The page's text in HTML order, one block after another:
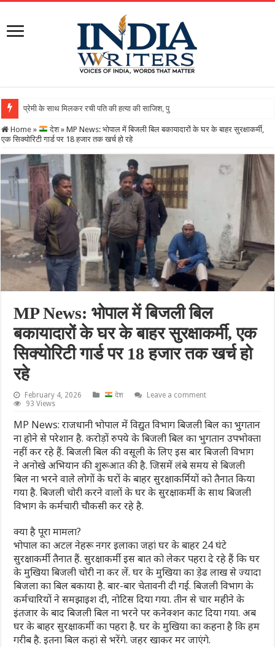
Home » देश » MP News: भोपाल में बिजली बिल बकायादारों के घर के बाहर सुरक्षाकर्मी,
एक सिक्योरिटी गार्ड पर 18 हजार तक खर्च हो रहे
MP News: भोपाल में बिजली बिल
बकायादारों के घर के बाहर सुरक्षाकर्मी, एक
सिक्योरिटी गार्ड पर 18 हजार तक खर्च हो
रहे
February 4, 2026 देश
Leave a comment
93 Views
MP News: राजधानी भोपाल में विद्युत विभाग बिजली बिल का भुगतान
ना होने से परेशान है. करोड़ों रुपये के बिजली बिल का भुगतान उपभोक्ता
नहीं कर रहे हैं. बिजली बिल की वसूली के लिए इस बार बिजली विभाग
ने अनोखे अभियान की शुरूआत की है. जिसमें लंबे समय से बिजली
बिल ना भरने वाले लोगों के घरों के बाहर सुरक्षाकर्मियों को तैनात किया
गया है. बिजली चोरी करने वालों के घर के सुरक्षाकर्मी के साथ बिजली
विभाग के कर्मचारी चौकसी कर रहे है.
क्या है पूरा मामला?
भोपाल का अटल नेहरू नगर इलाका जहां घर के बाहर 24 घंटे
सुरक्षाकर्मी तैनात हैं. सुरक्षाकर्मी इस बात को लेकर पहरा दे रहे हैं कि घर
के मुखिया बिजली चोरी ना कर लें. घर के मुखिया का ड़ेढ लाख से ज्यादा
बिजला का बिल बकाया है. बार-बार चेतावनी दी गई. बिजली विभाग के
कर्मचारियों ने समझाइश दी, नोटिस दिया गया. तीन से चार महीने के
इंतजार के बाद बिजली बिल ना भरने पर कनेक्शन काट दिया गया. अब
घर के बाहर सुरक्षाकर्मी का पहरा है. घर के मुखिया का कहना है कि हम
गरीब है. इतना बिल कहां से भरेंगे. जहर खाकर मर जाएंगे.